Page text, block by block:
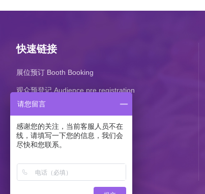
快速链接
展位预订 Booth Booking
观众预登记 Audience pre registration
请您留言
感谢您的关注，当前客服人员不在
线，请填写一下您的信息，我们会
尽快和您联系。